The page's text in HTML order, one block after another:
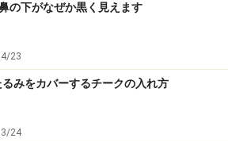
の下がなぜか黒く見えます
23
るみをカバーするチークの入れ方
24